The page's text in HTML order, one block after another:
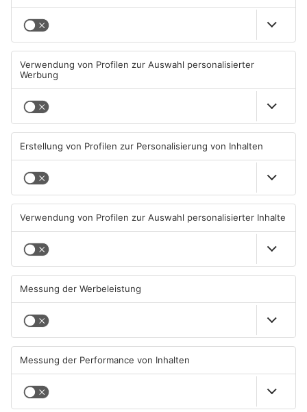
Müll wird in Kreisen
Aschaffenburg und
Miltenberg früher abgeholt
07.08.2026, 09:25 UHR IN
PRIMAVERALAND
Primaveraland weisen teils
erhebliche Mängel auf
06.08.2026, 06:37 UHR IN
PRIMAVERALAND
Waldbrandgefahr im
Primaveraland bleibt
weiterhin sehr hoch
PRIMAVERALAND
TOPNEWS
Waldaschaff und zwischen
Hanau und Kahl
05.08.2026, 06:36 UHR IN